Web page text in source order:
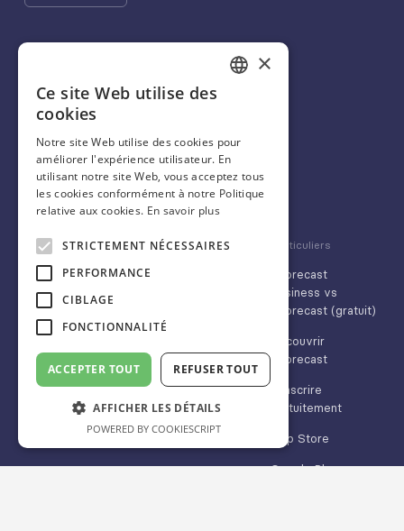
+33 9 72 10 70 27
scorecastbusiness@idalgo.fr
31 rue Chanzy
Entreprise
Demander un devis
Réserver une
visite guidée (30
Nous contacter
App Store
Google Play
Nos clients
CSE
Grandes
entreprises
Médias & marques
Particuliers
Scorecast
Business vs
Scorecast (gratuit)
Découvrir
Scorecast
S'inscrire
gratuitement
App Store
Google Play
×
Ce site Web utilise des
cookies
Notre site Web utilise des cookies pour
améliorer l'expérience utilisateur. En
utilisant notre site Web, vous acceptez tous
les cookies conformément à notre Politique
relative aux cookies. En savoir plus
STRICTEMENT NÉCESSAIRES
PERFORMANCE
CIBLAGE
FONCTIONNALITÉ
ACCEPTER TOUT REFUSER TOUT
AFFICHER LES DÉTAILS
POWERED BY COOKIESCRIPT